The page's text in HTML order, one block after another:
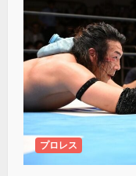
プロレス